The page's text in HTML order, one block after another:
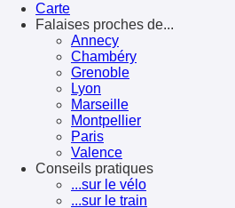
Carte
Falaises proches de...
Annecy
Chambéry
Grenoble
Lyon
Marseille
Montpellier
Paris
Valence
Conseils pratiques
...sur le vélo
...sur le train